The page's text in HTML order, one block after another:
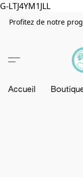
G-LTJ4YM1JLL
Profitez de notre
Accueil